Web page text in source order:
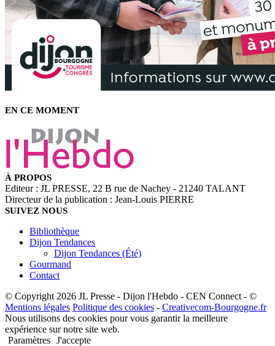
EN CE MOMENT
À PROPOS
Editeur : JL PRESSE, 22 B rue de Nachey - 21240 TALANT
Directeur de la publication : Jean-Louis PIERRE
SUIVEZ NOUS
Bibliothèque
Dijon Tendances
Dijon Tendances (Été)
Gourmand
Contact
© Copyright 2026 JL Presse - Dijon l'Hebdo - CEN Connect - ©
Mentions légales Politique des cookies - Creativecom-Bourgogne.fr
Nous utilisons des cookies pour vous garantir la meilleure
expérience sur notre site web.
Paramètres J'accepte